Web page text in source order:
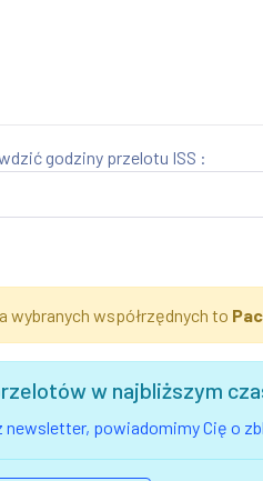
godziny przelotu ISS :
wybranych współrzędnych to
w najbliższym
newsletter, powiadomimy Cię o